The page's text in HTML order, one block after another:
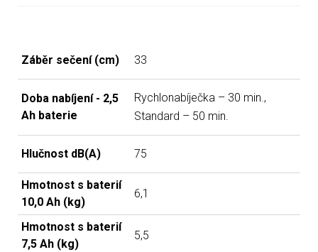
Záběr sečení (cm) 33
Doba nabíjení - 2,5
Ah baterie
Rychlonabíječka – 30 min.,
Standard – 50 min.
Hlučnost dB(A) 75
Hmotnost s baterií
10,0 Ah (kg)
6,1
Hmotnost s baterií
7,5 Ah (kg)
5,5